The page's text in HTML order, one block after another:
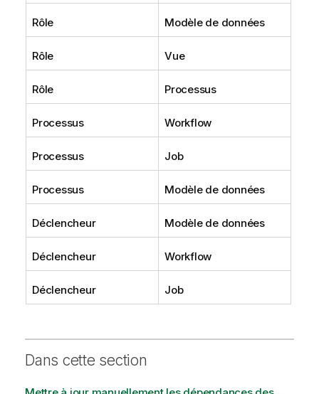
Rôle Modèle de données
Rôle Vue
Rôle Processus
Processus Workflow
Processus Job
Processus Modèle de données
Déclencheur Modèle de données
Déclencheur Workflow
Déclencheur Job
Dans cette section